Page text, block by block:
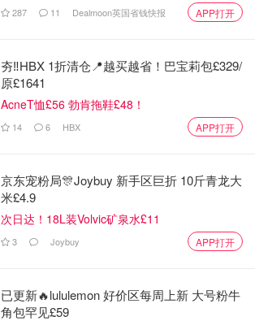
287 11 Dealmoon英国省钱快报 APP打开
夯‼️HBX 1折清仓📍越买越省！巴宝莉包£329/
原£1641
AcneT恤£56 勃肯拖鞋£48！
14 6 HBX APP打开
京东宠粉局🎊Joybuy 新手区巨折 10斤青龙大
米£4.9
次日达！18L装Volvic矿泉水£11
3 Joybuy APP打开
已更新🔥lululemon 好价区每周上新 大号粉牛
角包罕见£59